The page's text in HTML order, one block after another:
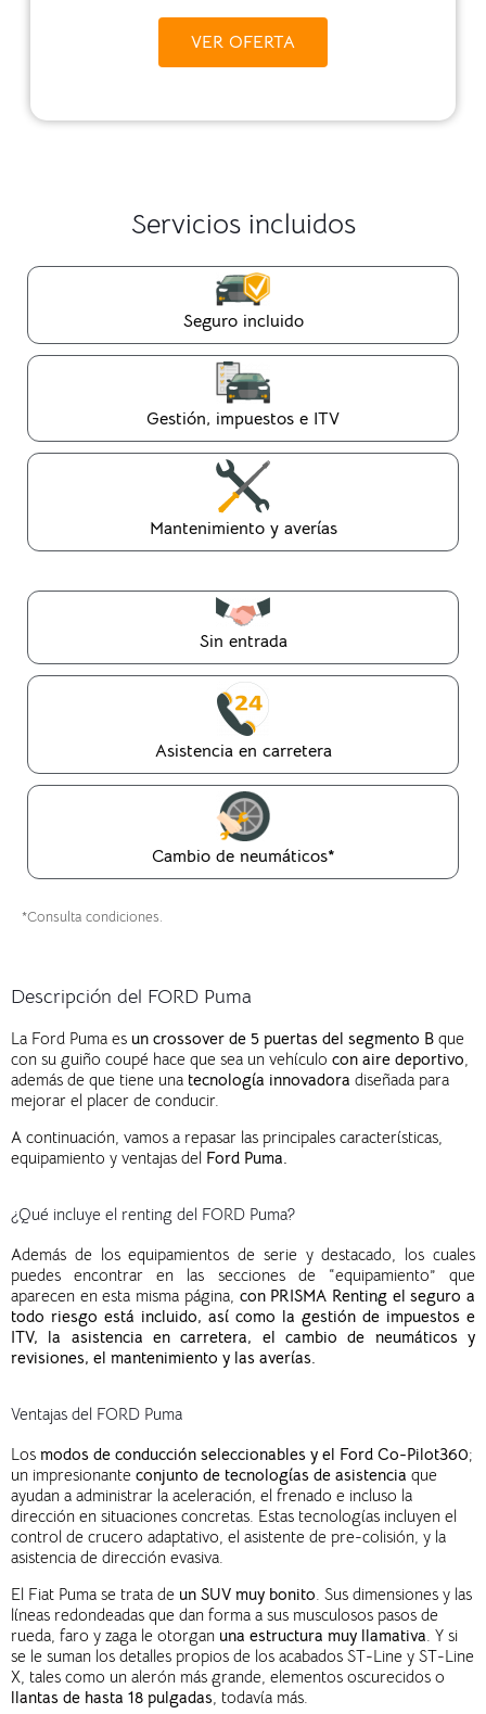
VER OFERTA
Servicios incluidos
Seguro incluido
Gestión, impuestos e ITV
Mantenimiento y averías
Sin entrada
Asistencia en carretera
Cambio de neumáticos*
*Consulta condiciones.
Descripción del FORD Puma
La Ford Puma es un crossover de 5 puertas del segmento B que
con su guiño coupé hace que sea un vehículo con aire deportivo
además de que tiene una tecnología innovadora diseñada para
mejorar el placer de conducir.
A continuación, vamos a repasar las principales características,
equipamiento y ventajas del Ford Puma.
¿Qué incluye el renting del FORD Puma?
Además de losequipamientos de serie y destacado, los cuales
puedesencontraren las seccionesde “equipamiento” que
aparecen en esta misma página, con PRISMA Renting el seguro a
todo riesgo está incluido, así como la gestión de impuestos e
ITV, la asistencia en carretera, el cambio de neumáticos y
revisiones, el mantenimiento y las averías.
Ventajas del FORD Puma
Los modos de conducción seleccionables y el Ford Co-Pilot360;
un impresionante conjunto de tecnologías de asistencia que
ayudan a administrar la aceleración, el frenado e incluso la
dirección en situaciones concretas. Estas tecnologías incluyen el
control de crucero adaptativo, el asistente de pre-colisión, y la
asistencia de dirección evasiva.
El Fiat Puma se trata de un SUV muy bonito . Sus dimensiones y las
líneas redondeadas que dan forma a sus musculosos pasos de
rueda, faro y zaga le otorgan una estructura muy llamativa . Y si
se le suman los detalles propios de los acabados ST-Line y ST-Line
X, tales como un alerón más grande, elementos oscurecidos o
llantas de hasta 18 pulgadas , todavía más.